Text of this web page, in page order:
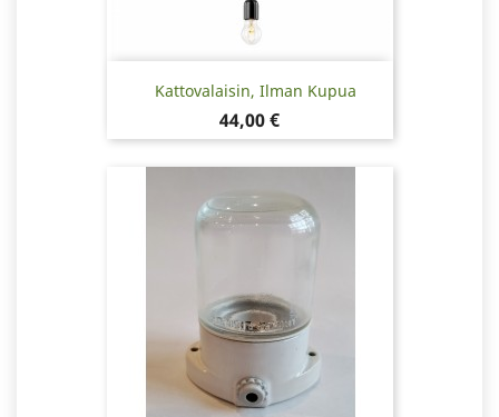
Kattovalaisin, Ilman Kupua
Hinta
44,00 €